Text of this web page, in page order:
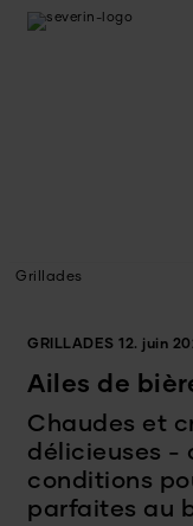
Grillades
GRILLADES 12. juin
Ailes de
Chaudes et
délicieuses -
conditions
parfaites au